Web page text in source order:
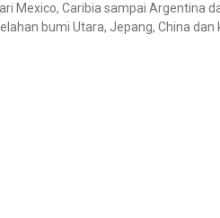
Mexico, Caribia sampai Argentina
bumi Utara, Jepang, China dan